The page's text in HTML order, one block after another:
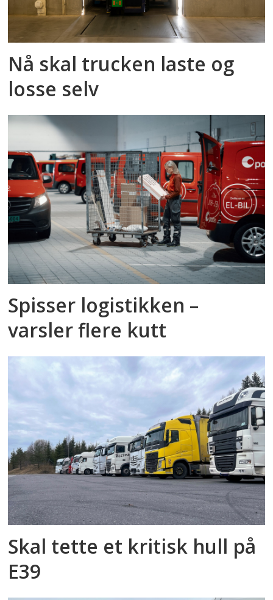
Nå skal trucken laste og
losse selv
Spisser logistikken –
varsler flere kutt
Skal tette et kritisk hull på
E39